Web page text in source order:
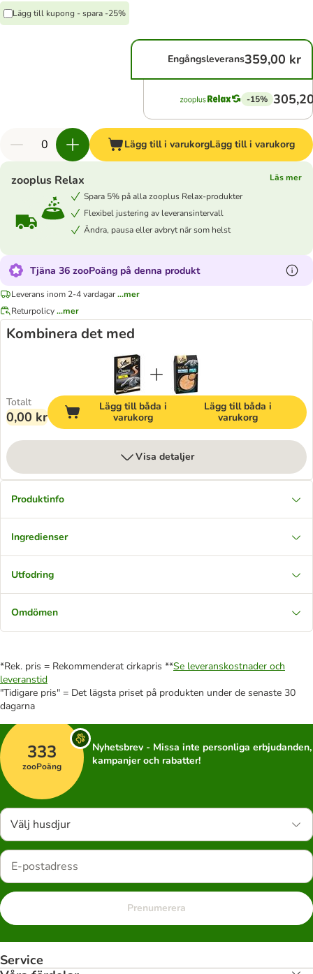
Lägg till kupong - spara -25%
Engångsleverans359,00 kr
-15%
Lägg till i varukorgLägg till i varukorg
zooplus Relax
Läs mer
Spara 5% på alla zooplus Relax-produkter
Flexibel justering av leveransintervall
Ändra, pausa eller avbryt när som helst
Tjäna 36 zooPoäng på denna produkt
Leverans inom 2-4 vardagar...mer
Returpolicy...mer
Kombinera det med
Totalt
0,00 kr
Lägg till båda i
varukorg
Lägg till båda i
varukorg
Visa detaljer
Produktinfo
Ingredienser
Utfodring
Omdömen
*Rek. pris = Rekommenderat cirkapris **Se leveranskostnader och
leveranstid
"Tidigare pris" = Det lägsta priset på produkten under de senaste 30
dagarna
333
zooPoäng
Nyhetsbrev - Missa inte personliga erbjudanden,
kampanjer och rabatter!
Välj husdjur
Prenumerera
Service